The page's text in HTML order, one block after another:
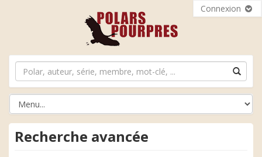
Connexion
Recherche avancée